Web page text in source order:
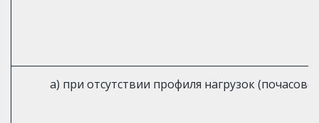
а) при отсутствии профиля нагрузок